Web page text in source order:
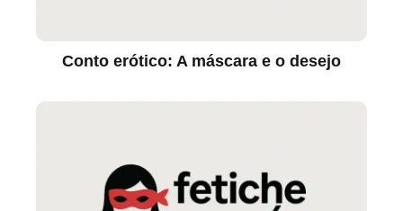
Conto erótico: A máscara e o desejo